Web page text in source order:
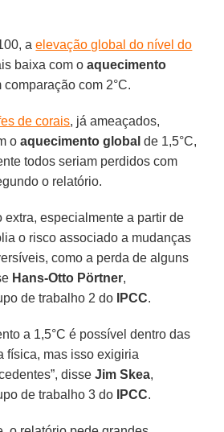
aelevação global do nível do
baixa com oaquecimento
comparação com 2°C.
de corais, já ameaçados,
oaquecimento global de 1,5°C,
todos seriam perdidos com
o relatório.
extra, especialmente a partir de
o risco associado a mudanças
como a perda de alguns
Hans-Otto Pörtner,
de trabalho 2 do
IPCC.
a 1,5°C é possível dentro das
física, mas isso exigiria
disseJim Skea,
de trabalho 3 do
IPCC.